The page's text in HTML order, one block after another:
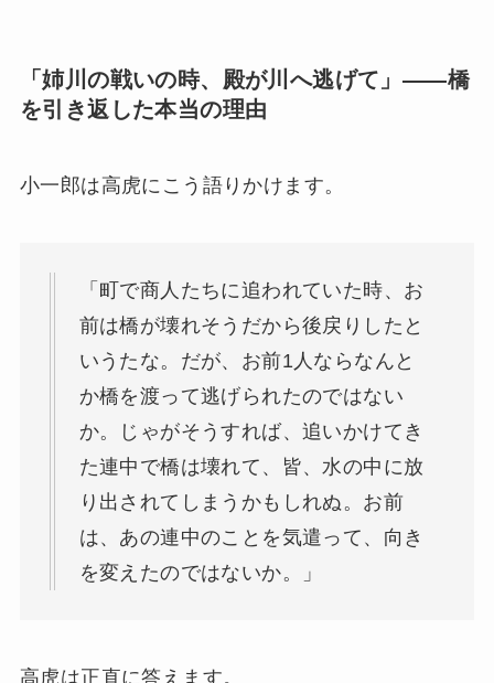
「姉川の戦いの時、殿が川へ逃げて」——橋
を引き返した本当の理由
小一郎は高虎にこう語りかけます。
「町で商人たちに追われていた時、お
前は橋が壊れそうだから後戻りしたと
いうたな。だが、お前1人ならなんと
か橋を渡って逃げられたのではない
か。じゃがそうすれば、追いかけてき
た連中で橋は壊れて、皆、水の中に放
り出されてしまうかもしれぬ。お前
は、あの連中のことを気遣って、向き
を変えたのではないか。」
高虎は正直に答えます。